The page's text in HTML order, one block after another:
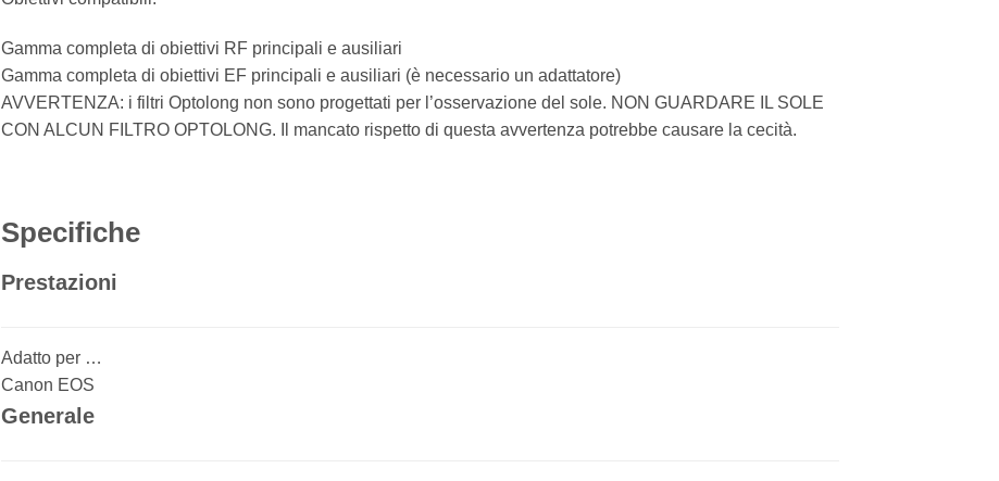
Gamma completa di obiettivi RF principali e ausiliari
Gamma completa di obiettivi EF principali e ausiliari (è necessario un adattatore)
AVVERTENZA: i filtri Optolong non sono progettati per l’osservazione del sole. NON GUARDARE IL SOLE
CON ALCUN FILTRO OPTOLONG. Il mancato rispetto di questa avvertenza potrebbe causare la cecità.
Specifiche
Prestazioni
Adatto per …
Canon EOS
Generale